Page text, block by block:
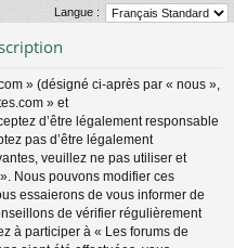
xi pti
c
Langue :
» (désigné ci-après par « nous »,
» et
d’être légalement responsable
pas d’être légalement
veuillez ne pas utiliser et
Nous pouvons modifier ces
essaierons de vous informer de
de vérifier régulièrement
à participer à « Les forums de